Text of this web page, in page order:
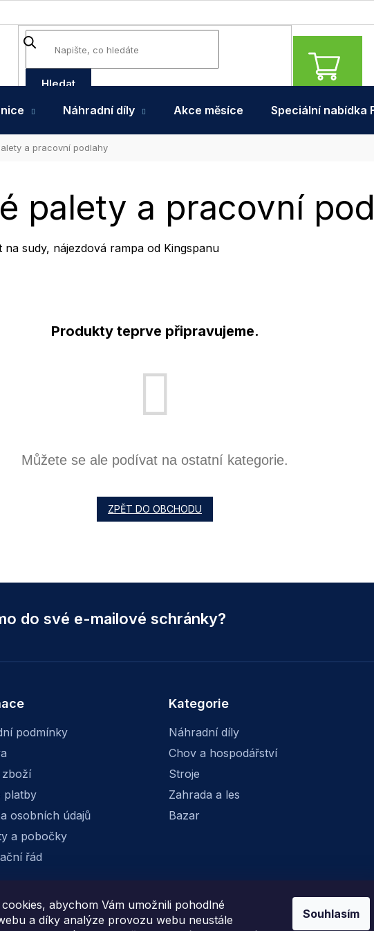
abychom Vám umožnili pohodlné
a díky analýze provozu webu neustále
Souhlasím
Hledat
NÁKUPNÍ
KOŠÍK
Náhradní díly Akce měsíce Speciální nabídka
a pracovní podlahy
palety a pracovní
sudy, nájezdová rampa od Kingspanu
Produkty teprve připravujeme.
Můžete se ale podívat na ostatní kategorie.
ZPĚT DO OBCHODU
do své e-mailové schránky?
podmínky
zboží
platby
osobních údajů
a pobočky
řád
Kategorie
Náhradní díly
Chov a hospodářství
Stroje
Zahrada a les
Bazar
Facebook Instagram